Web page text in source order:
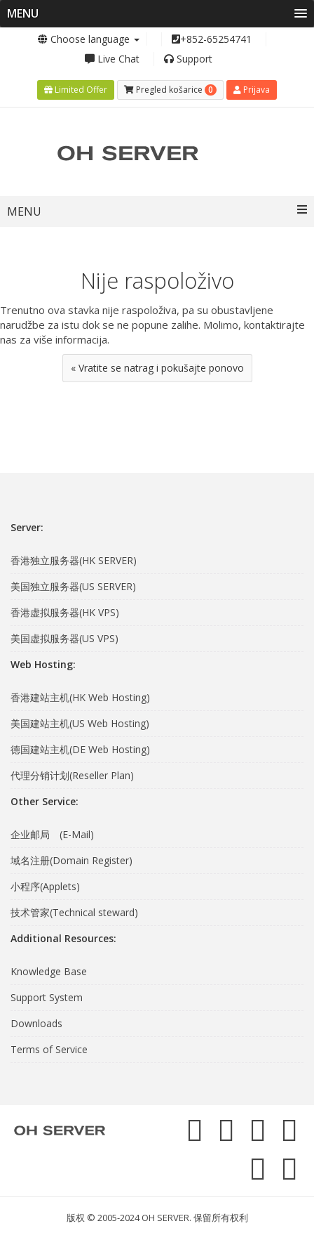
MENU
Choose language
+852-65254741
Live Chat
Support
Limited Offer Pregled košarice 0 Prijava
MENU
Nije raspoloživo
Trenutno ova stavka nije raspoloživa, pa su obustavljene
narudžbe za istu dok se ne popune zalihe. Molimo, kontaktirajte
nas za više informacija.
« Vratite se natrag i pokušajte ponovo
Server:
香港独立服务器(HK SERVER)
美国独立服务器(US SERVER)
香港虚拟服务器(HK VPS)
美国虚拟服务器(US VPS)
Web Hosting:
香港建站主机(HK Web Hosting)
美国建站主机(US Web Hosting)
德国建站主机(DE Web Hosting)
代理分销计划(Reseller Plan)
Other Service:
企业邮局 (E-Mail)
域名注册(Domain Register)
小程序(Applets)
技术管家(Technical steward)
Additional Resources:
Knowledge Base
Support System
Downloads
Terms of Service
版权 © 2005-2024 OH SERVER. 保留所有权利